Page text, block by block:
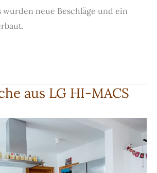
wurden neue Beschläge und ein
aus LG HI-MACS